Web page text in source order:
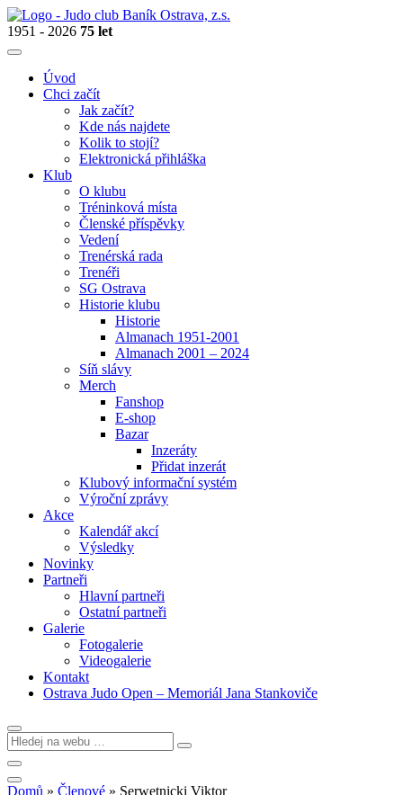
1951 - 2026 75 let
Úvod
Chci začít
Jak začít?
Kde nás najdete
Kolik to stojí?
Elektronická přihláška
Klub
O klubu
Tréninková místa
Členské příspěvky
Vedení
Trenérská rada
Trenéři
SG Ostrava
Historie klubu
Historie
Almanach 1951-2001
Almanach 2001 – 2024
Síň slávy
Merch
Fanshop
E-shop
Bazar
Inzeráty
Přidat inzerát
Klubový informační systém
Výroční zprávy
Akce
Kalendář akcí
Výsledky
Novinky
Partneři
Hlavní partneři
Ostatní partneři
Galerie
Fotogalerie
Videogalerie
Kontakt
Ostrava Judo Open – Memoriál Jana Stankoviče
Domů » Členové » Serwetnicki Viktor